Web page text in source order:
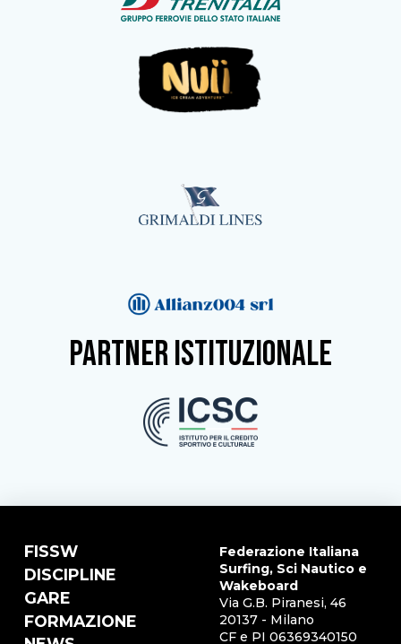
partner istituzionale
FISSW
DISCIPLINE
GARE
FORMAZIONE
Federazione Italiana
Surfing, Sci Nautico e
Wakeboard
Via G.B. Piranesi, 46
20137 - Milano
CF e PI 06369340150